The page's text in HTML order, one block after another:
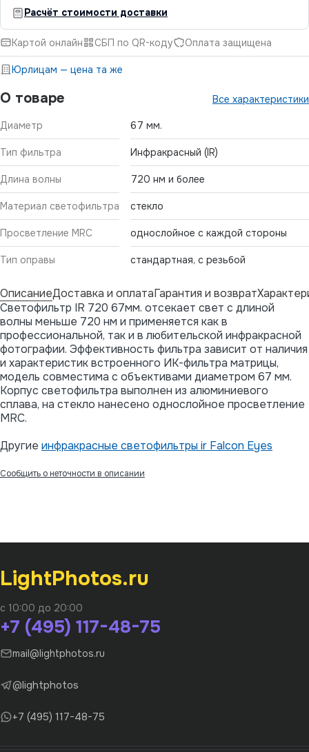
О товаре Все характеристики
Диаметр 67 мм.
Тип фильтра Инфракрасный (IR)
Длина волны 720 нм и более
Материал светофильтра стекло
Просветление MRC однослойное с каждой стороны
Тип оправы стандартная, с резьбой
Расчёт стоимости доставки
Картой онлайн СБП по QR-коду Оплата защищена
Юрлицам — цена та же
ОписаниеДоставка и оплатаГарантия и возврат
Светофильтр IR 720 67мм. отсекает свет с длиной
волны меньше 720 нм и применяется как в
профессиональной, так и в любительской инфракрасной
фотографии. Эффективность фильтра зависит от наличия
и характеристик встроенного ИК-фильтра матрицы,
модель совместима с объективами диаметром 67 мм.
Корпус светофильтра выполнен из алюминиевого
сплава, на стекло нанесено однослойное просветление
MRC.
Другие инфракрасные светофильтры ir Falcon Eyes
Сообщить о неточности в описании
LightPhotos.ru
с 10:00 до 20:00
+7 (495) 117-48-75
mail@lightphotos.ru
@lightphotos
+7 (495) 117-48-75